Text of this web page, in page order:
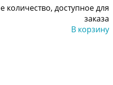
доступное для
заказа
В корзину